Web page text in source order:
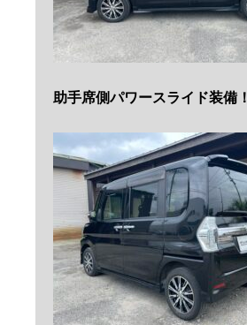
助手席側パワースライド装備！